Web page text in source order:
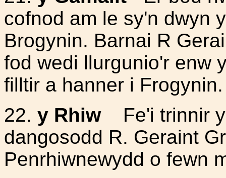
cofnod am le sy'n dwyn
Brogynin. Barnai R
fod wedi llurgunio'r enw
filltir a hanner i Frogynin.
22. y Rhiw
Fe'i trinnir
dangosodd R. Geraint
Penrhiwnewydd o fewn